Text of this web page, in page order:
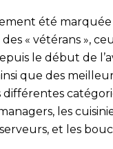
été
« vétérans »,
le début de
que des
différentes
les
et les